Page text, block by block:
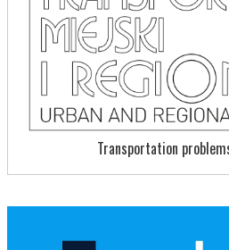
Transportation